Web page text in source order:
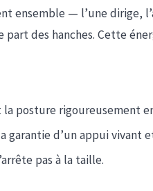
ensemble — l’une dirige,
des hanches. Cette
posture rigoureusement
garantie d’un appui vivant
pas à la taille.